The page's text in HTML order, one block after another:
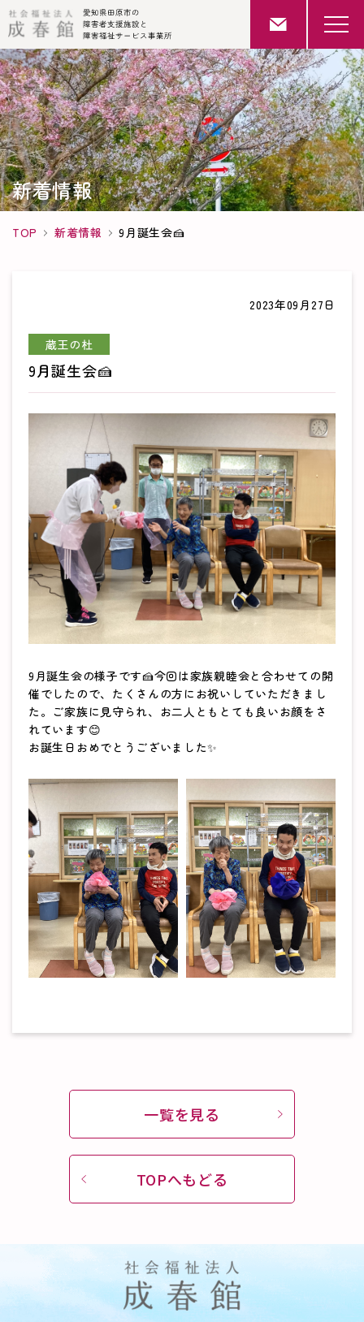
新着情報
TOP 新着情報 9月誕生会🍰
2023年09月27日
蔵王の杜
9月誕生会🍰
9月誕生会の様子です🍰今回は家族親睦会と合わせての開
催でしたので、たくさんの方にお祝いしていただきまし
た。ご家族に見守られ、お二人ともとても良いお顔をさ
れています😊
お誕生日おめでとうございました✨
一覧を見る
TOPへもどる